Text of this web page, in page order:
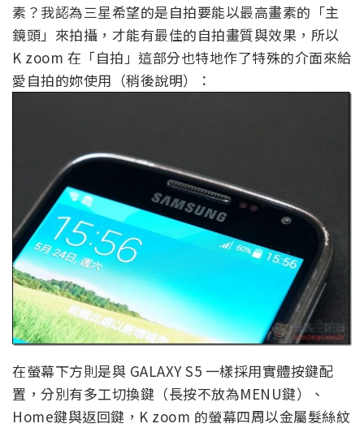
素？我認為三星希望的是自拍要能以最高畫素的「主
鏡頭」來拍攝，才能有最佳的自拍畫質與效果，所以
K zoom 在「自拍」這部分也特地作了特殊的介面來給
愛自拍的妳使用（稍後說明）：
在螢幕下方則是與 GALAXY S5 一樣採用實體按鍵配
置，分別有多工切換鍵（長按不放為MENU鍵）、
Home鍵與返回鍵，K zoom 的螢幕四周以金屬髮絲紋